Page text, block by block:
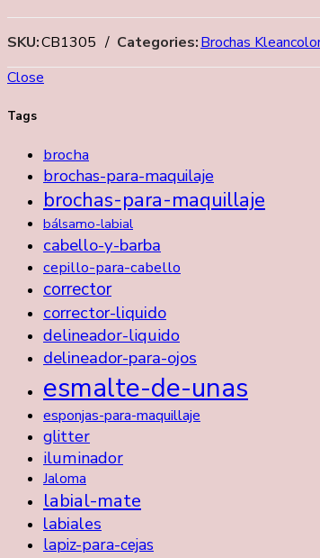
SKU:CB1305 Categories:Brochas
Close
Tags
brocha
brochas-para-maquilaje
brochas-para-maquillaje
bálsamo-labial
cabello-y-barba
cepillo-para-cabello
corrector
corrector-liquido
delineador-liquido
delineador-para-ojos
esmalte-de-unas
esponjas-para-maquillaje
glitter
iluminador
Jaloma
labial-mate
labiales
lapiz-para-cejas